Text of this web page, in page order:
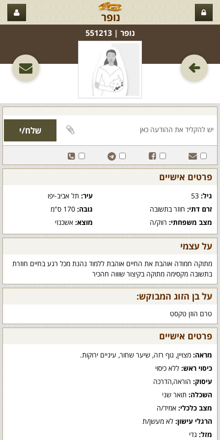
נופר
נופר‏ | 551213
פרטים אישיים
גיל: עיר:תל אביב-יפו
זרם דתי: חוזר בתשובה גובה:170 ס"מ
מצב משפחתי: רווק/ה מוצא:אשכנזי
על עצמי
מתוקה חמודה אוהבת את החיים אוהבת ללמוד נהנת מכל רגע בחיים חוזרת
בתשובה מקסימה מתוקה בקיצור שוווה חהכיר
על בן הזוג המבוקש:
טרם הוזן טקסט
פרטים אישיים
מראה: מצויין, גוף רזה, שיער שחור, עיניים ירוקות.
כיסוי ראש: ללא כיסוי
עיסוק: הוראה,הדרכה
השכלה: תואר שני
מצב כלכלי: אמיד/ה
הרגלי עישון: לא מעשן/ת
מזל: גדי